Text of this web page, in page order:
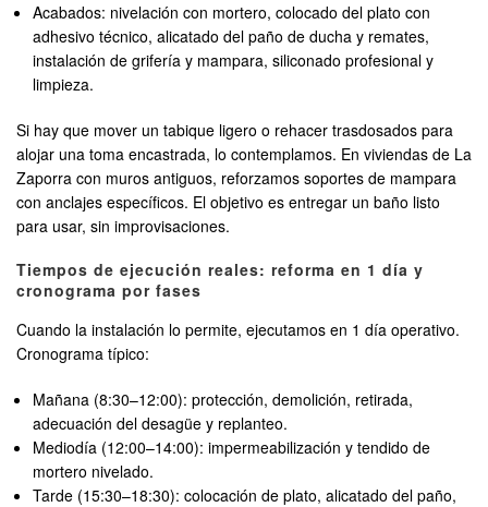
Acabados: nivelación con mortero, colocado del plato con
adhesivo técnico, alicatado del paño de ducha y remates,
instalación de grifería y mampara, siliconado profesional y
limpieza.
Si hay que mover un tabique ligero o rehacer trasdosados para
alojar una toma encastrada, lo contemplamos. En viviendas de La
Zaporra con muros antiguos, reforzamos soportes de mampara
con anclajes específicos. El objetivo es entregar un baño listo
para usar, sin improvisaciones.
Tiempos de ejecución reales: reforma en 1 día y
cronograma por fases
Cuando la instalación lo permite, ejecutamos en 1 día operativo.
Cronograma típico:
Mañana (8:30–12:00): protección, demolición, retirada,
adecuación del desagüe y replanteo.
Mediodía (12:00–14:00): impermeabilización y tendido de
mortero nivelado.
Tarde (15:30–18:30): colocación de plato, alicatado del paño,